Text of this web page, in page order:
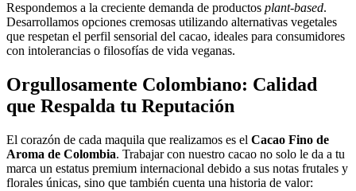
Respondemos a la creciente demanda de productos plant-based.
Desarrollamos opciones cremosas utilizando alternativas vegetales
que respetan el perfil sensorial del cacao, ideales para consumidores
con intolerancias o filosofías de vida veganas.
Orgullosamente Colombiano: Calidad
que Respalda tu Reputación
El corazón de cada maquila que realizamos es el Cacao Fino de
Aroma de Colombia. Trabajar con nuestro cacao no solo le da a tu
marca un estatus premium internacional debido a sus notas frutales y
florales únicas, sino que también cuenta una historia de valor: